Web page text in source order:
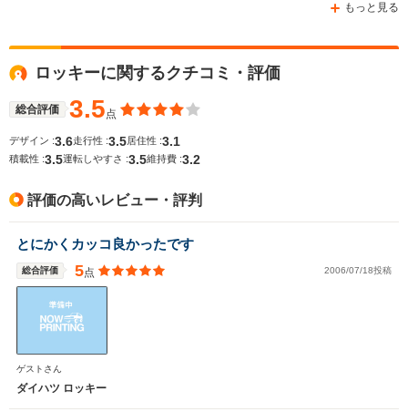
もっと見る
ロッキーに関するクチコミ・評価
総合評価 3.5点
デザイン :3.6走行性 :3.5 居住性 :3.1
積載性 :3.5運転しやすさ :3.5維持費 :3.2
評価の高いレビュー・評判
とにかくカッコ良かったです
総合評価 5点 2006/07/18投稿
ゲストさん
ダイハツ ロッキー